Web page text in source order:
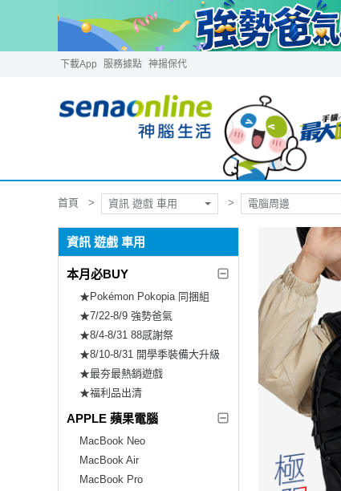
下載App 服務據點 神揚保代
首頁 資訊 遊戲 車用 電腦周邊
資訊 遊戲 車用
本月必BUY
★Pokémon Pokopia 同捆組
★7/22-8/9 強勢爸氣
★8/4-8/31 88感謝祭
★8/10-8/31 開學季裝備大升級
★最夯最熱銷遊戲
★福利品出清
APPLE 蘋果電腦
MacBook Neo
MacBook Air
MacBook Pro